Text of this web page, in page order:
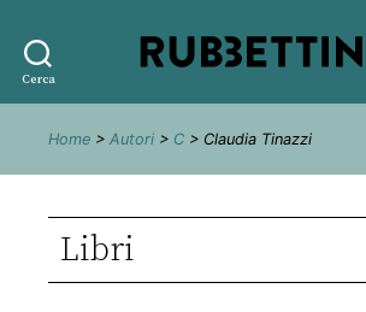
Cerca
editore
Home > Autori > C > Claudia Tinazzi
Libri